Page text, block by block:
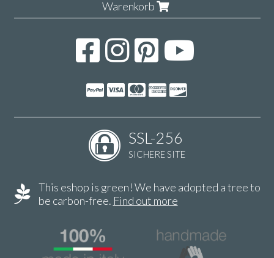
Warenkorb
SSL-256
SICHERE SITE
This eshop is green! We have adopted a tree to
be carbon-free. Find out more